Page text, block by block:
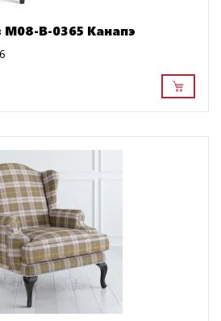
B-0365 Канапэ